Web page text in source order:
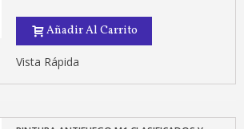
Añadir Al Carrito
Vista Rápida